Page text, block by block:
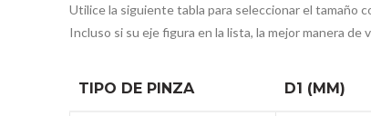
Utilice la siguiente tabla para seleccionar el tamaño
Incluso si su eje figura en la lista, la mejor manera
TIPO DE PINZA D1 (MM)